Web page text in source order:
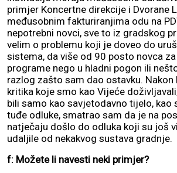
primjer Koncertne direkcije i Dvorane
međusobnim fakturiranjima odu na
nepotrebni novci, sve to iz gradskog
velim o problemu koji je doveo do
sistema, da više od 90 posto novca
programe nego u hladni pogon ili
razlog zašto sam dao ostavku. Nakon
kritika koje smo kao Vijeće
bili samo kao savjetodavno tijelo, kao
tuđe odluke, smatrao sam da je na
natječaju došlo do odluka koji su još
udaljile od nekakvog sustava gradnje.
f: Možete li navesti neki primjer?